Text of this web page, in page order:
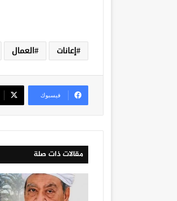
إعانات العمال
فيسبوك
مقالات ذات صلة